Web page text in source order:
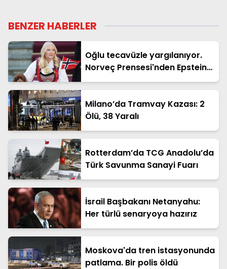
BENZER HABERLER
Oğlu tecavüzle yargılanıyor.
Norveç Prensesi'nden Epstein
itirafı
Milano’da Tramvay Kazası: 2
Ölü, 38 Yaralı
Rotterdam’da TCG Anadolu’da
Türk Savunma Sanayi Fuarı
İsrail Başbakanı Netanyahu:
Her türlü senaryoya hazırız
Moskova'da tren istasyonunda
patlama. Bir polis öldü